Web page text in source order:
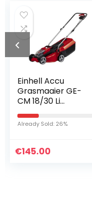
Einhell Accu
Grasmaaier GE-
CM 18/30 Li
(1×3,0Ah) Power
X-Change (Li-Ion,
18 V, tot 150 m², 30
staps…
Already Sold: 26%
€145.00